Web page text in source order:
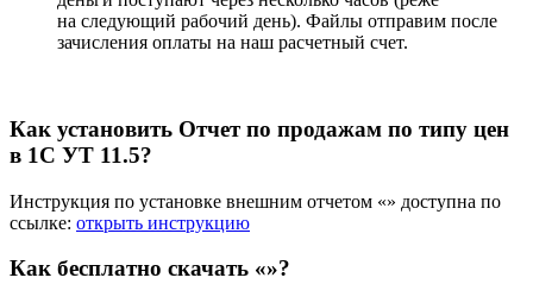
на следующий рабочий день). Файлы отправим после
зачисления оплаты на наш расчетный счет.
Как установить Отчет по продажам по типу цен
в 1С УТ 11.5?
Инструкция по установке внешним отчетом «» доступна по
ссылке: открыть инструкцию
Как бесплатно скачать «»?